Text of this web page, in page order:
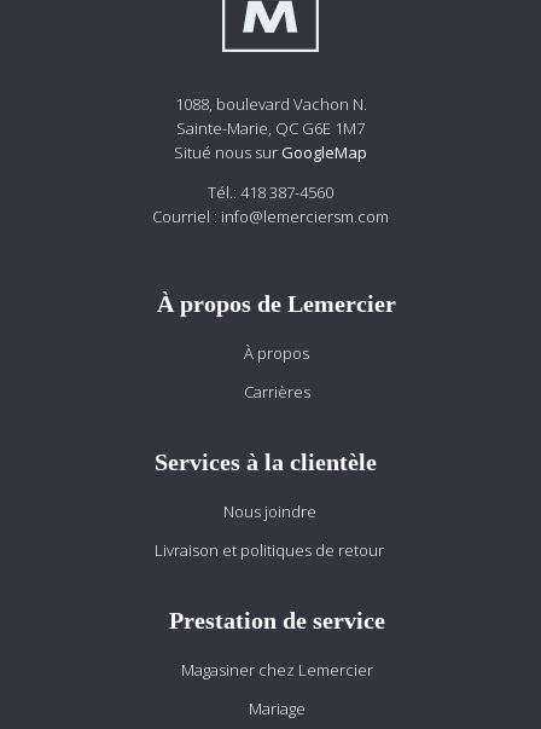
1088, boulevard Vachon N.
Sainte-Marie, QC G6E 1M7
Situé nous sur GoogleMap
Tél.: 418 387-4560
Courriel : info@lemerciersm.com
À propos de Lemercier
À propos
Carrières
Services à la clientèle
Nous joindre
Livraison et politiques de retour
Prestation de service
Magasiner chez Lemercier
Mariage